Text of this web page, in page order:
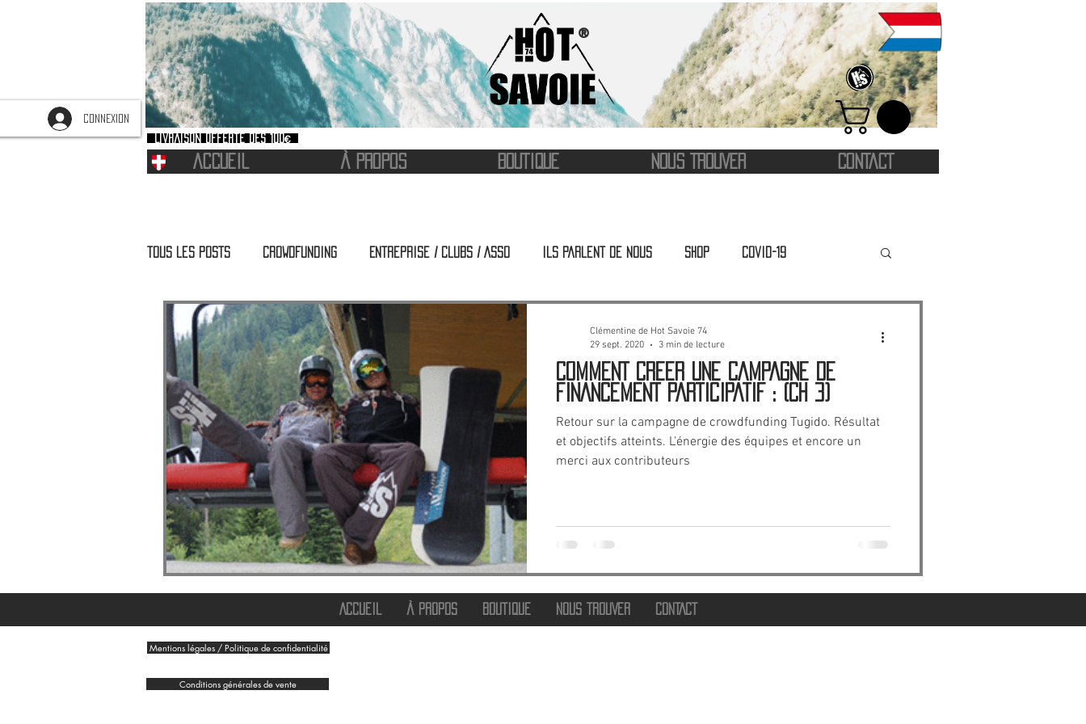
CONNEXION
®
Livraison offerte dès 100€
ACCUEIL À PROPOS BOUTIQUE NOUS TROUVER CONTACT
Tous les posts Crowdfunding Entreprise / Clubs / Asso Ils parlent de nous Shop Covid-19
Partenariat
COMMENT CRÉER UNE CAMPAGNE DE
FINANCEMENT PARTICIPATIF : (Ch 3)
Retour sur la campagne de crowdfunding Tugido. Résultat
et objectifs atteints. L'énergie des équipes et encore un
merci aux contributeurs
Clémentine de Hot Savoie 74
29 sept. 2020
3 min de lecture
ACCUEIL À PROPOS BOUTIQUE NOUS TROUVER CONTACT
Conditions générales de vente
Mentions légales / Politique de confidentialité